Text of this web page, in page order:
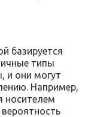
базируется
типы
и они могут
Например,
носителем